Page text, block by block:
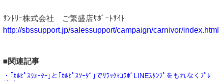
ｻﾝﾄﾘｰ株式会社 ご繁盛店ｻﾎﾟｰﾄｻｲﾄ
http://sbssupport.jp/salessupport/campaign/carnivor/index.html
■関連記事
・｢ｶﾙﾋﾟｽｳｫｰﾀｰ｣と｢ｶﾙﾋﾟｽｿｰﾀﾞ｣でﾘﾗｯｸﾏｺﾗﾎﾞLINEｽﾀﾝﾌﾟをもれなくﾌﾟﾚ